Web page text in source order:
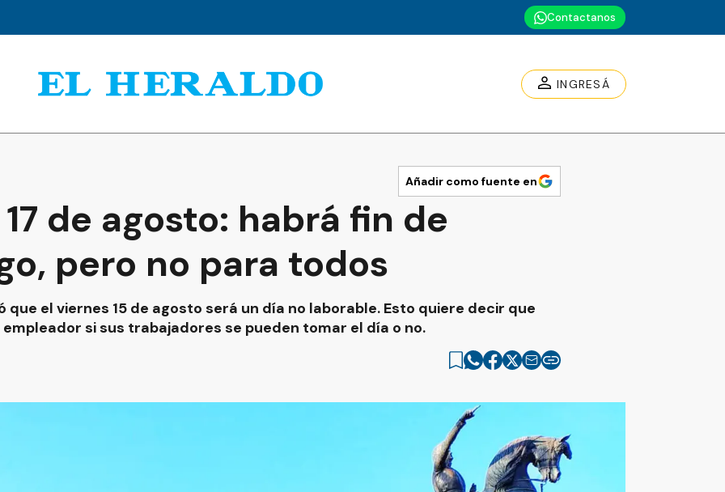
Contactanos
INGRESÁ
Añadir como fuente en
de agosto: habrá fin de
pero no para todos
que el viernes 15 de agosto será un día no laborable. Esto quiere decir que
si sus trabajadores se pueden tomar el día o no.